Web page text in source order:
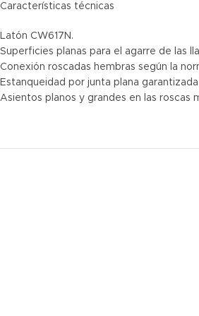
Características técnicas
Latón CW617N.
Superficies planas para el agarre de las
Conexión roscadas hembras según la
Estanqueidad por junta plana
Asientos planos y grandes en las roscas